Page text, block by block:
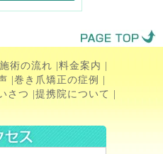
施術の流れ |料金案内 |
|巻き爪矯正の症例 |
さつ |提携院について |